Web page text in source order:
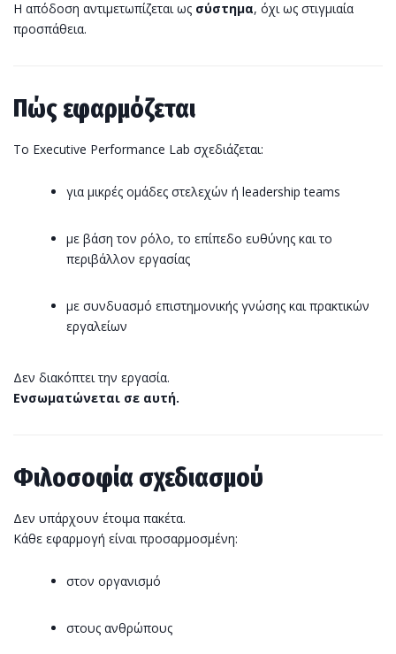
Η απόδοση αντιμετωπίζεται ως σύστημα, όχι ως στιγμιαία
προσπάθεια.
Πώς εφαρμόζεται
Το Executive Performance Lab σχεδιάζεται:
για μικρές ομάδες στελεχών ή leadership teams
με βάση τον ρόλο, το επίπεδο ευθύνης και το
περιβάλλον εργασίας
με συνδυασμό επιστημονικής γνώσης και πρακτικών
εργαλείων
Δεν διακόπτει την εργασία.
Ενσωματώνεται σε αυτή.
Φιλοσοφία σχεδιασμού
Δεν υπάρχουν έτοιμα πακέτα.
Κάθε εφαρμογή είναι προσαρμοσμένη:
στον οργανισμό
στους ανθρώπους